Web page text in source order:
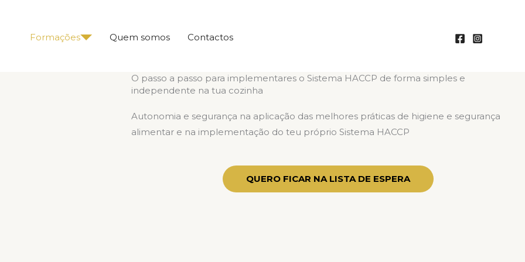
Formações Quem somos Contactos
O passo a passo para implementares o Sistema HACCP de forma simples e
independente na tua cozinha
Autonomia e segurança na aplicação das melhores práticas de higiene e segurança
alimentar e na implementação do teu próprio Sistema HACCP
QUERO FICAR NA LISTA DE ESPERA